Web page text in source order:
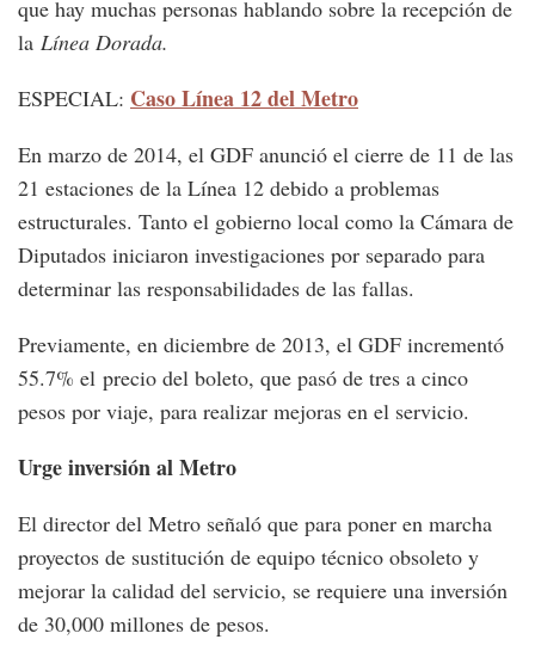
que hay muchas personas hablando sobre la recepción de
la Línea Dorada.
ESPECIAL: Caso Línea 12 del Metro
En marzo de 2014, el GDF anunció el cierre de 11 de las
21 estaciones de la Línea 12 debido a problemas
estructurales. Tanto el gobierno local como la Cámara de
Diputados iniciaron investigaciones por separado para
determinar las responsabilidades de las fallas.
Previamente, en diciembre de 2013, el GDF incrementó
55.7% el precio del boleto, que pasó de tres a cinco
pesos por viaje, para realizar mejoras en el servicio.
Urge inversión al Metro
El director del Metro señaló que para poner en marcha
proyectos de sustitución de equipo técnico obsoleto y
mejorar la calidad del servicio, se requiere una inversión
de 30,000 millones de pesos.